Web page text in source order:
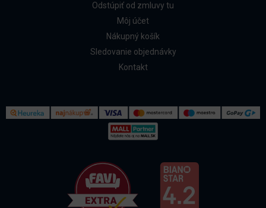
Odstúpiť od zmluvy tu
Môj účet
Nákupný košík
Sledovanie objednávky
Kontakt